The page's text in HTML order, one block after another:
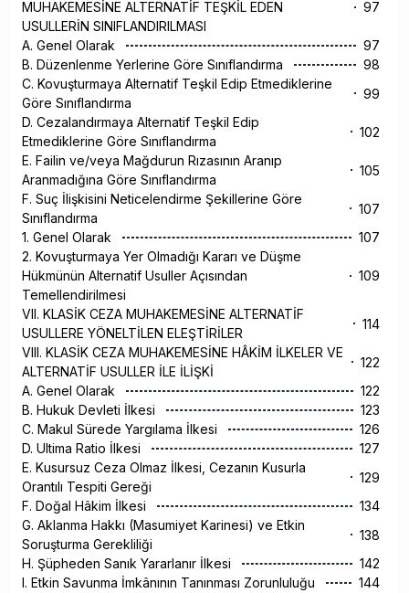
MUHAKEMESİNE ALTERNATİF TEŞKİL EDEN
USULLERİN SINIFLANDIRILMASI
97
A. Genel Olarak
97
B. Düzenlenme Yerlerine Göre Sınıflandırma
98
C. Kovuşturmaya Alternatif Teşkil Edip Etmediklerine
Göre Sınıflandırma
99
D. Cezalandırmaya Alternatif Teşkil Edip
Etmediklerine Göre Sınıflandırma
102
E. Failin ve/veya Mağdurun Rızasının Aranıp
Aranmadığına Göre Sınıflandırma
105
F. Suç İlişkisini Neticelendirme Şekillerine Göre
Sınıflandırma
107
1. Genel Olarak
107
2. Kovuşturmaya Yer Olmadığı Kararı ve Düşme
Hükmünün Alternatif Usuller Açısından
Temellendirilmesi
109
VII. KLASİK CEZA MUHAKEMESİNE ALTERNATİF
USULLERE YÖNELTİLEN ELEŞTİRİLER
114
VIII. KLASİK CEZA MUHAKEMESİNE HÂKİM İLKELER VE
ALTERNATİF USULLER İLE İLİŞKİ
122
A. Genel Olarak
122
B. Hukuk Devleti İlkesi
123
C. Makul Sürede Yargılama İlkesi
126
D. Ultima Ratio İlkesi
127
E. Kusursuz Ceza Olmaz İlkesi, Cezanın Kusurla
Orantılı Tespiti Gereği
129
F. Doğal Hâkim İlkesi
134
G. Aklanma Hakkı (Masumiyet Karinesi) ve Etkin
Soruşturma Gerekliliği
138
H. Şüpheden Sanık Yararlanır İlkesi
142
I. Etkin Savunma İmkânının Tanınması Zorunluluğu
144